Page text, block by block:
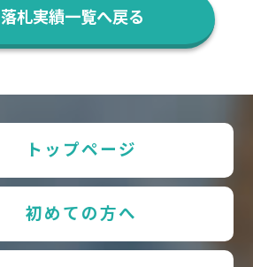
落札実績一覧へ戻る
トップページ
初めての方へ